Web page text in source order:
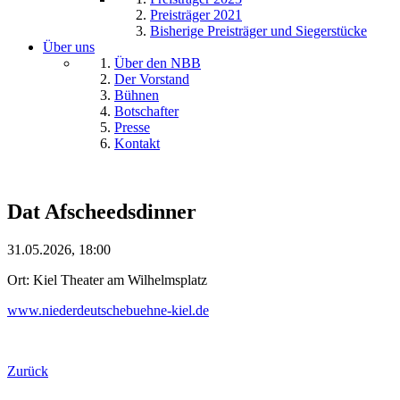
Preisträger 2021
Bisherige Preisträger und Siegerstücke
Über uns
Über den NBB
Der Vorstand
Bühnen
Botschafter
Presse
Kontakt
Dat Afscheedsdinner
31.05.2026, 18:00
Ort: Kiel Theater am Wilhelmsplatz
www.niederdeutschebuehne-kiel.de
Zurück